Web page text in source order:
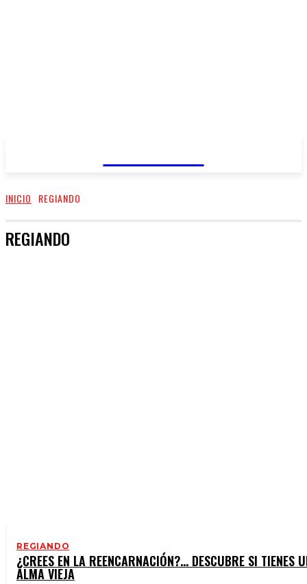
INICIO REGIANDO
REGIANDO
REGIANDO
¿CREES EN LA REENCARNACIÓN?… DESCUBRE SI TIENES
ALMA VIEJA